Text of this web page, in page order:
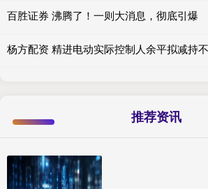
百胜证券 沸腾了！一则大消息，彻底引爆
杨方配资 精进电动实际控制人余平拟减持
推荐资讯